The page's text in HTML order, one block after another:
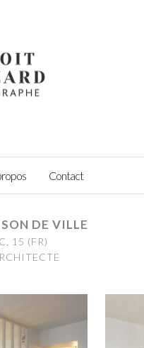
Contact
DE VILLE
15 (FR)